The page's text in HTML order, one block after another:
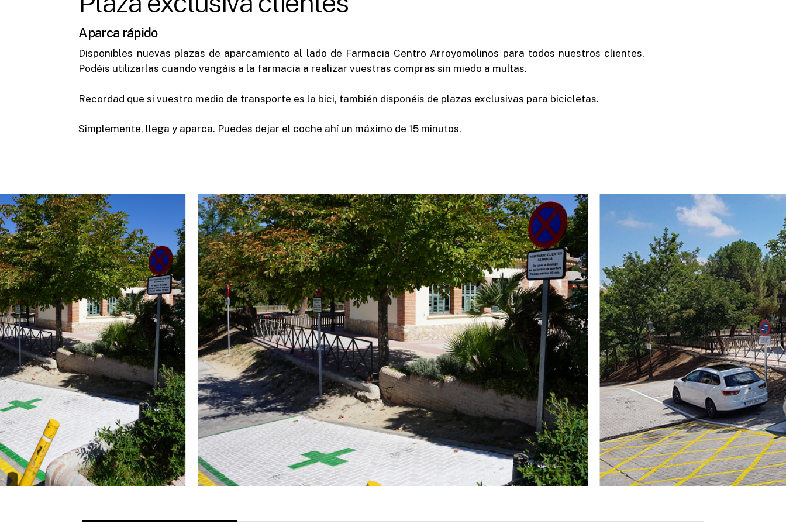
Aparca rápido
Disponibles nuevas plazas de aparcamiento al lado de Farmacia Centro Arroyomolinos para todos nuestros clientes.
Podéis utilizarlas cuando vengáis a la farmacia a realizar vuestras compras sin miedo a multas.
Recordad que si vuestro medio de transporte es la bici, también disponéis de plazas exclusivas para bicicletas.
Simplemente, llega y aparca. Puedes dejar el coche ahí un máximo de 15 minutos.